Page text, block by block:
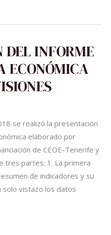
DEL INFORME
ECONÓMICA
se realizó la presentación
elaborado por
de CEOE-Tenerife y
tres partes: 1. La primera
de indicadores y su
solo vistazo los datos